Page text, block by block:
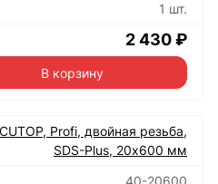
1 шт.
2 430 ₽
В корзину
Profi, двойная резьба,
SDS-Plus, 20х600 мм